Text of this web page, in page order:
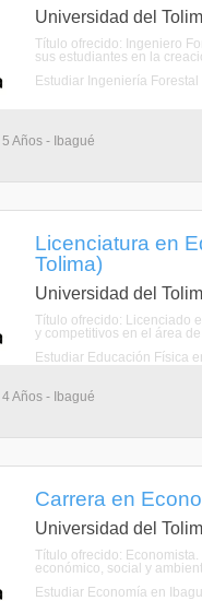
Universidad del
Título ofrecido: Ingeniero
sus estudiantes en la
Estudiar Ingeniería
Años - Ibagué
Licenciatura en
Tolima)
Universidad del
Título ofrecido: Licenciado
y competitivos en el área
Estudiar Educación Física
Años - Ibagué
Carrera en
Universidad del
Título ofrecido:
económico, social y
Estudiar Economía en